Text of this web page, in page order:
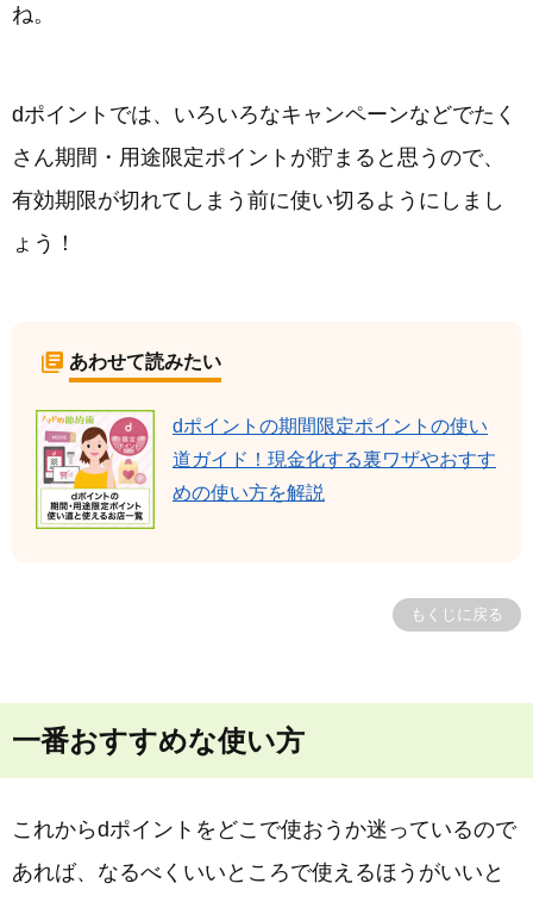
ね。
dポイントでは、いろいろなキャンペーンなどでたく
さん期間・用途限定ポイントが貯まると思うので、
有効期限が切れてしまう前に使い切るようにしまし
ょう！
あわせて読みたい
dポイントの期間限定ポイントの使い
道ガイド！現金化する裏ワザやおすす
めの使い方を解説
もくじに戻る
一番おすすめな使い方
これからdポイントをどこで使おうか迷っているので
あれば、なるべくいいところで使えるほうがいいと